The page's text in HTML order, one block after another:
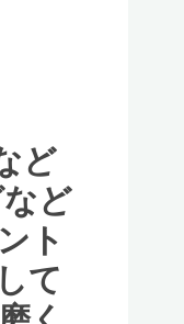
ど
ど
ト
て